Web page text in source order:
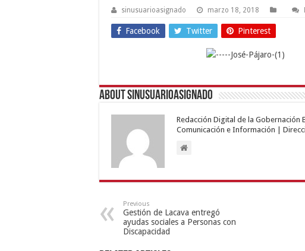
sinusuarioasignado marzo 18, 2018
Facebook Twitter Pinterest
About sinusuarioasignado
Redacción Digital de la
Comunicación e Información |
Previous
Gestión de Lacava entregó
ayudas sociales a Personas con
Discapacidad